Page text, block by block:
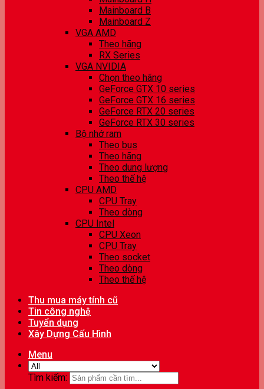
Mainboard B
Mainboard Z
VGA AMD
Theo hãng
RX Series
VGA NVIDIA
Chọn theo hãng
GeForce GTX 10 series
GeForce GTX 16 series
GeForce RTX 20 series
GeForce RTX 30 series
Bộ nhớ ram
Theo bus
Theo hãng
Theo dung lượng
Theo thế hệ
CPU AMD
CPU Tray
Theo dòng
CPU Intel
CPU Xeon
CPU Tray
Theo socket
Theo dòng
Theo thế hệ
Thu mua máy tính cũ
Tin công nghệ
Tuyển dụng
Xây Dựng Cấu Hình
Menu
Tìm kiếm: